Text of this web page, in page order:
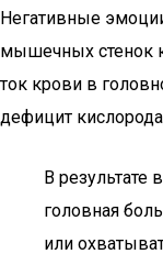
Негативные
мышечных стенок
ток крови в
дефицит
В результате
головная
или